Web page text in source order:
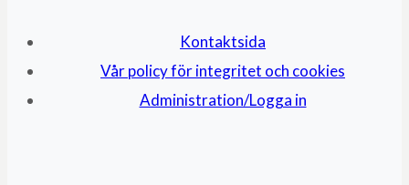
Kontaktsida
Vår policy för integritet och cookies
Administration/Logga in